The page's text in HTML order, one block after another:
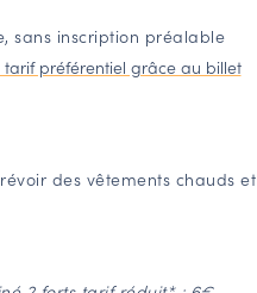
sans inscription préalable
tarif préférentiel grâce au billet
des vêtements chauds et